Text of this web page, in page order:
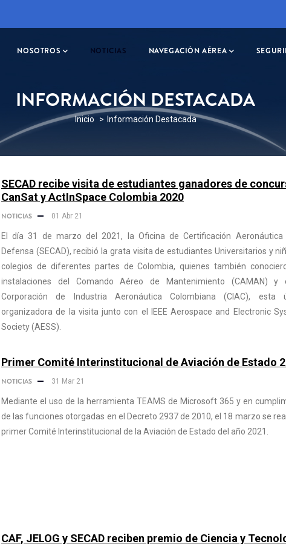
NOSOTROS NOTICIAS NAVEGACIÓN AÉREA
INFORMACIÓN DESTACADA
SOBRESCRIBIR
DE
AYUDA
A
LA
NAVEGACIÓN
Inicio Información Destacada
SECAD recibe visita de estudiantes ganadores de
CanSat y ActInSpace Colombia 2020
NOTICIAS 01 Abr 21
El día 31 de marzo del 2021, la Oficina de Certificación
Defensa (SECAD), recibió la grata visita de estudiantes Universitarios y
colegios de diferentes partes de Colombia, quienes también
instalaciones del Comando Aéreo de Mantenimiento (CAMAN) y
Corporación de Industria Aeronáutica Colombiana (CIAC), esta
organizadora de la visita junto con el IEEE Aerospace and Electronic
Society (AESS).
Primer Comité Interinstitucional de Aviación de Estado
NOTICIAS 31 Mar 21
Mediante el uso de la herramienta TEAMS de Microsoft 365 y en
de las funciones otorgadas en el Decreto 2937 de 2010, el 18 marzo se
primer Comité Interinstitucional de la Aviación de Estado del año 2021.
CAF, JELOG y SECAD reciben premio de Ciencia y